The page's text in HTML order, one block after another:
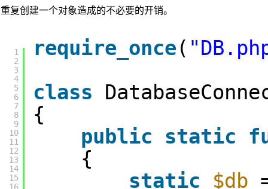
重复创建一个对象造成的不必要的开销。
1
2
3
4
5
6
7
8
9
10
11
12
13
14
15
16
require_once (
class
{
public static
{
static
$db